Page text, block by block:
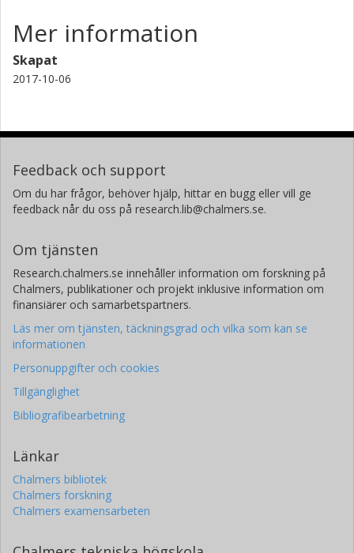
Mer information
Skapat
2017-10-06
Feedback och support
Om du har frågor, behöver hjälp, hittar en bugg eller vill ge
feedback når du oss på research.lib@chalmers.se.
Om tjänsten
Research.chalmers.se innehåller information om forskning på
Chalmers, publikationer och projekt inklusive information om
finansiärer och samarbetspartners.
Läs mer om tjänsten, täckningsgrad och vilka som kan se
informationen
Personuppgifter och cookies
Tillgänglighet
Bibliografibearbetning
Länkar
Chalmers bibliotek
Chalmers forskning
Chalmers examensarbeten